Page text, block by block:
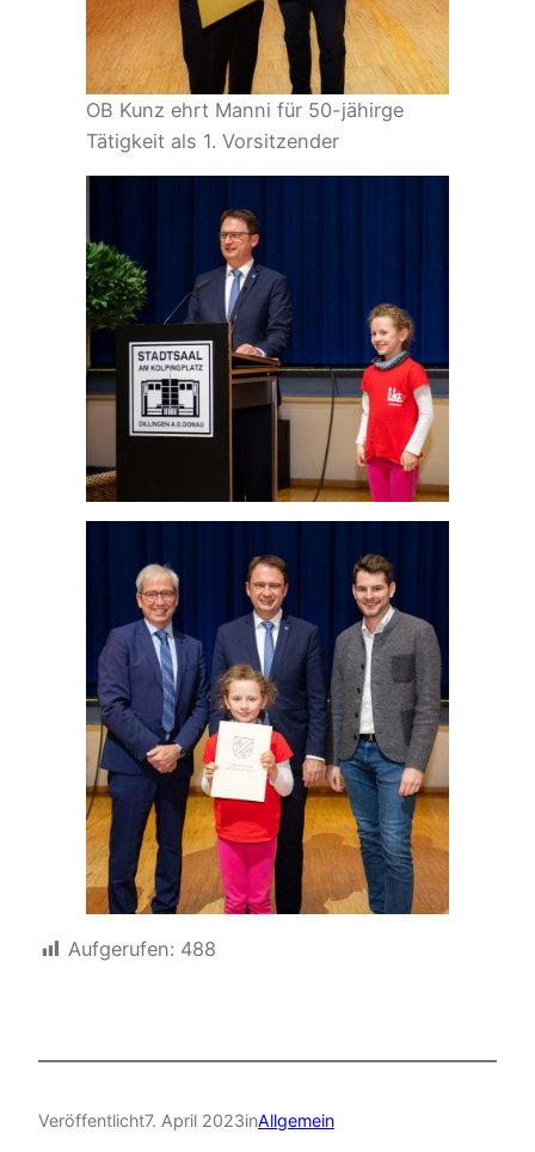
OB Kunz ehrt Manni für 50-jähirge
Tätigkeit als 1. Vorsitzender
Aufgerufen: 488
Veröffentlicht7. April 2023inAllgemein